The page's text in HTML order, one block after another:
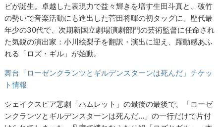
ビが誕生。卓越した表現力で益々輝きを増す生田斗真と、破竹
の勢いで音楽活動にも進出した菅田将暉の初タッグに、歴代最
年少の30代で、次期新国立劇場演劇部門の芸術監督に任命され
た気鋭の演出家：小川絵梨子を翻訳・演出に迎え、躍動感あふ
れる「ロズ・ギル」が始動。
舞台「ローゼンクランツとギルデンスターンは死んだ」チケッ
ト情報
シェイクスピア悲劇「ハムレット」の最後の最後で、「ローゼ
ンクランツとギルデンスターンは死んだ…」の一行だけで片付